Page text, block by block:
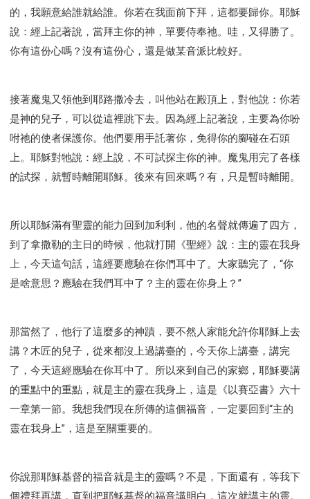
的，我願意給誰就給誰。你若在我面前下拜，這都要歸你。耶穌
說：經上記著說，當拜主你的神，單要侍奉祂。哇，又得勝了。
你有這份心嗎？沒有這份心，還是做某音派比較好。
接著魔鬼又領他到耶路撒冷去，叫他站在殿頂上，對他說：你若
是神的兒子，可以從這裡跳下去。因為經上記著說，主要為你吩
咐祂的使者保護你。他們要用手託著你，免得你的腳碰在石頭
上。耶穌對牠說：經上說，不可試探主你的神。魔鬼用完了各樣
的試探，就暫時離開耶穌。後來有回來嗎？有，只是暫時離開。
所以耶穌滿有聖靈的能力回到加利利，他的名聲就傳遍了四方，
到了拿撒勒的主日的時候，他就打開《聖經》說：主的靈在我身
上，今天這句話，這經要應驗在你們耳中了。大家聽完了，“你
是啥意思？應驗在我們耳中了？主的靈在你身上？”
那當然了，他行了這麼多的神蹟，要不然人家能允許你耶穌上去
講？木匠的兒子，從來都沒上過講臺的，今天你上講臺，講完
了，今天這經應驗在你耳中了。所以來到自己的家鄉，耶穌要講
的重點中的重點，就是主的靈在我身上，這是《以賽亞書》六十
一章第一節。我想我們現在所傳的這個福音，一定要回到“主的
靈在我身上”，這是至關重要的。
你說那耶穌基督的福音就是主的靈嗎？不是，下面還有，等我下
個禮拜再講，直到把耶穌基督的福音講明白，這次就講主的靈。